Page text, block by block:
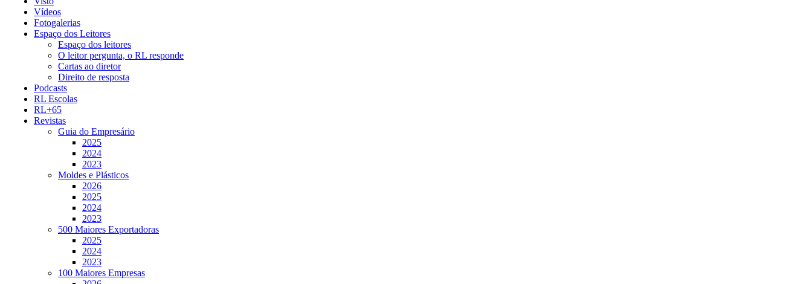
Vídeos
Fotogalerias
Espaço dos Leitores
Espaço dos leitores
O leitor pergunta, o RL responde
Cartas ao diretor
Direito de resposta
Podcasts
RL Escolas
RL+65
Revistas
Guia do Empresário
2025
2024
2023
Moldes e Plásticos
2026
2025
2024
2023
500 Maiores Exportadoras
2025
2024
2023
100 Maiores Empresas